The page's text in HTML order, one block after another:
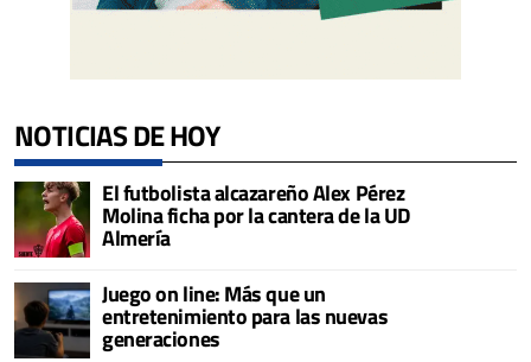
NOTICIAS DE HOY
El futbolista alcazareño Alex Pérez
Molina ficha por la cantera de la UD
Almería
Juego on line: Más que un
entretenimiento para las nuevas
generaciones